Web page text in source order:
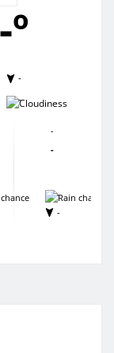
-º
-
-
-
-
-
-